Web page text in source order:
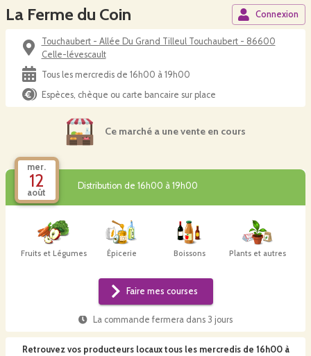
La Ferme du Coin Connexion
Touchaubert - Allée Du Grand Tilleul Touchaubert - 86600
Celle-lévescault
Tous les mercredis de 16h00 à 19h00
Espèces, chèque ou carte bancaire sur place
Ce marché a une vente en cours
mer.
12
août
Distribution de 16h00 à 19h00
Fruits et Légumes Épicerie Boissons Plants et autres
Faire mes courses
La commande fermera dans 3 jours
Retrouvez vos producteurs locaux tous les mercredis de 16h00 à